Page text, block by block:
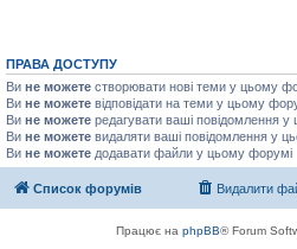
ПРАВА ДОСТУПУ
Ви не можете створювати нові теми у цьому
Ви не можете відповідати на теми у цьому
Ви не можете редагувати ваші повідомлення
Ви не можете видаляти ваші повідомлення у
Ви не можете додавати файли у цьому форумі
Список форумів Видалити
Працює на phpBB® Forum